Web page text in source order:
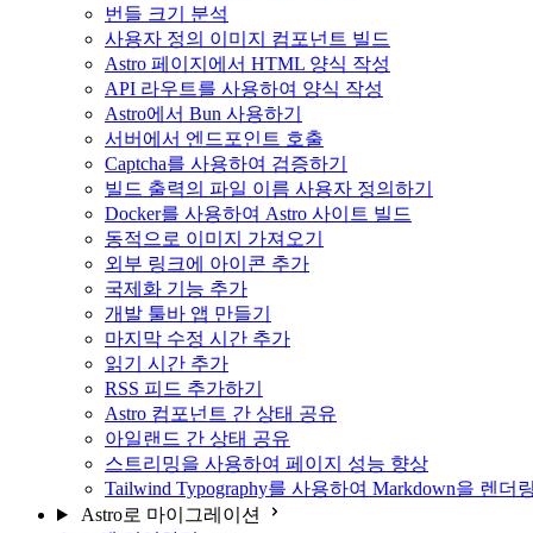
번들 크기 분석
사용자 정의 이미지 컴포넌트 빌드
Astro 페이지에서 HTML 양식 작성
API 라우트를 사용하여 양식 작성
Astro에서 Bun 사용하기
서버에서 엔드포인트 호출
Captcha를 사용하여 검증하기
빌드 출력의 파일 이름 사용자 정의하기
Docker를 사용하여 Astro 사이트 빌드
동적으로 이미지 가져오기
외부 링크에 아이콘 추가
국제화 기능 추가
개발 툴바 앱 만들기
마지막 수정 시간 추가
읽기 시간 추가
RSS 피드 추가하기
Astro 컴포넌트 간 상태 공유
아일랜드 간 상태 공유
스트리밍을 사용하여 페이지 성능 향상
Tailwind Typography를 사용하여 Markdown을 렌더
Astro로 마이그레이션